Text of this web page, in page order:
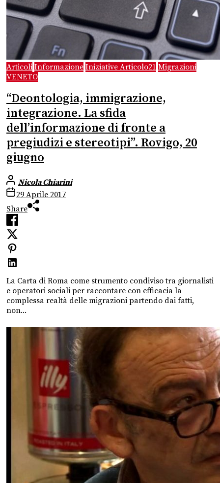
Articoli Informazione Iniziative Articolo21 Migrazioni
VENETO
“Deontologia, immigrazione,
integrazione. La sfida
dell’informazione di fronte a
pregiudizi e stereotipi”. Rovigo, 20
giugno
Nicola Chiarini
29 Aprile 2017
Share
La Carta di Roma come strumento condiviso tra giornalisti
e operatori sociali per raccontare con efficacia la
complessa realtà delle migrazioni partendo dai fatti,
non...